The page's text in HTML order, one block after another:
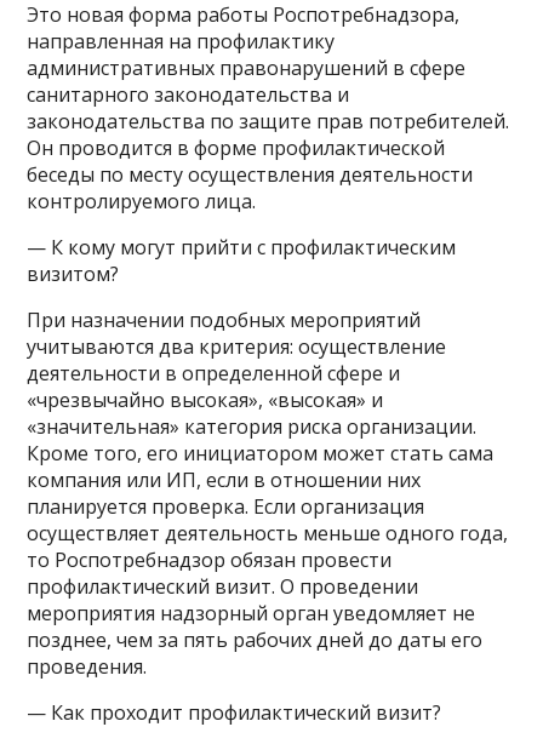
Это новая форма работы Роспотребнадзора,
направленная на профилактику
административных правонарушений в сфере
санитарного законодательства и
законодательства по защите прав потребителей.
Он проводится в форме профилактической
беседы по месту осуществления деятельности
контролируемого лица.
— К кому могут прийти с профилактическим
визитом?
При назначении подобных мероприятий
учитываются два критерия: осуществление
деятельности в определенной сфере и
«чрезвычайно высокая», «высокая» и
«значительная» категория риска организации.
Кроме того, его инициатором может стать сама
компания или ИП, если в отношении них
планируется проверка. Если организация
осуществляет деятельность меньше одного года,
то Роспотребнадзор обязан провести
профилактический визит. О проведении
мероприятия надзорный орган уведомляет не
позднее, чем за пять рабочих дней до даты его
проведения.
— Как проходит профилактический визит?